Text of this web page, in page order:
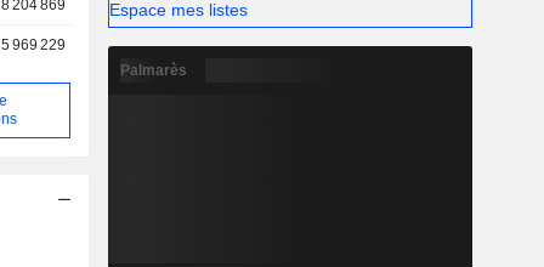
8 204 869
5 969 229
Espace mes listes
Palmarès